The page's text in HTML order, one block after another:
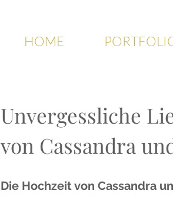
HOME
Unvergessliche
von Cassandra
Die Hochzeit von Cassandra